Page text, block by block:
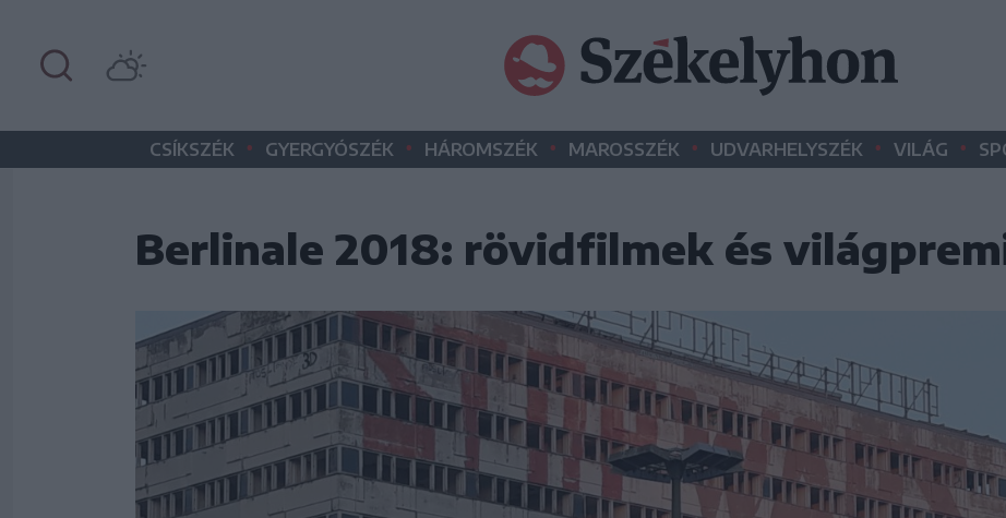
CSÍKSZÉK • GYERGYÓSZÉK • HÁROMSZÉK • MAROSSZÉK • UDVARHELYSZÉK • VILÁG •
Berlinale 2018: rövidfilmek és